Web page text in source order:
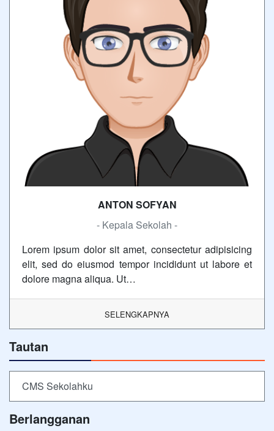
ANTON SOFYAN
- Kepala Sekolah -
Lorem ipsum dolor sit amet, consectetur adipisicing
elit, sed do eiusmod tempor incididunt ut labore et
dolore magna aliqua. Ut…
SELENGKAPNYA
Tautan
CMS Sekolahku
Berlangganan